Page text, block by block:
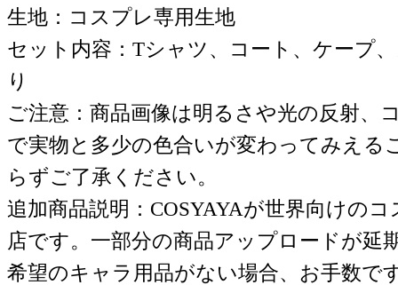
生地：コスプレ専用生地
セット内容：Tシャツ、コート、ケープ
り
ご注意：商品画像は明るさや光の反射、
で実物と多少の色合いが変わってみえる
らずご了承ください。
追加商品説明：COSYAYAが世界向けの
店です。一部分の商品アップロードが延
希望のキャラ用品がない場合、お手数で